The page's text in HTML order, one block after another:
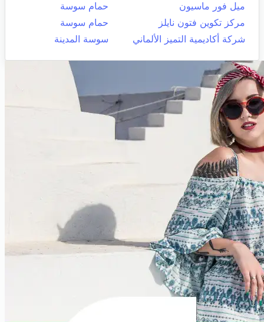
ميل فور ماسيون
حمام سوسة
مركز تكوين فتون نايلز
حمام سوسة
شركة أكاديمية التميز الألماني
سوسة المدينة